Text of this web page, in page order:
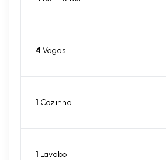
4 Vagas
1 Cozinha
1 Lavabo